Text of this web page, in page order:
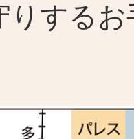
りする